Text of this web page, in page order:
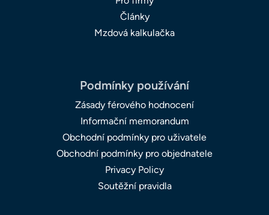
Články
Mzdová kalkulačka
Podmínky používání
Zásady férového hodnocení
Informační memorandum
Obchodní podmínky pro uživatele
Obchodní podmínky pro objednatele
Privacy Policy
Soutěžní pravidla